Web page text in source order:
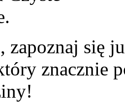
zapoznaj się
znacznie